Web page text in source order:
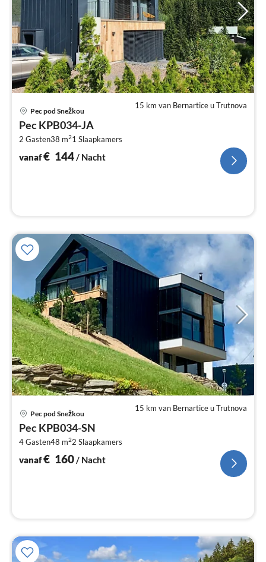
15 km van Bernartice u Trutnova
Pec pod Snežkou
Pec KPB034-JA
2 Gasten38 m21 Slaapkamers
vanaf€ 144 / Nacht
15 km van Bernartice u Trutnova
Pec pod Snežkou
Pec KPB034-SN
4 Gasten48 m22 Slaapkamers
vanaf€ 160/ Nacht